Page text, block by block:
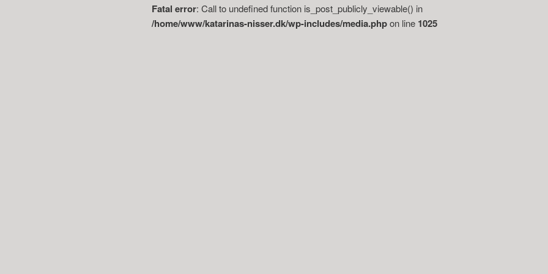
Fatal error: Call to undefined function is_post_publicly_viewable() in
/home/www/katarinas-nisser.dk/wp-includes/media.phpon line 1025